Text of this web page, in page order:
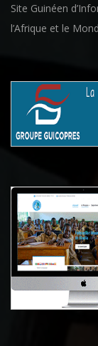
Site Guinéen
l’Afrique et le